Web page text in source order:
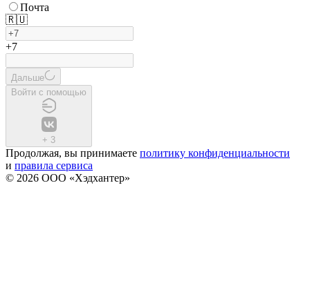
Почта
🇷🇺
+7
Дальше
Войти с помощью
+ 3
Продолжая, вы принимаете политику конфиденциальности
и правила сервиса
© 2026 ООО «Хэдхантер»